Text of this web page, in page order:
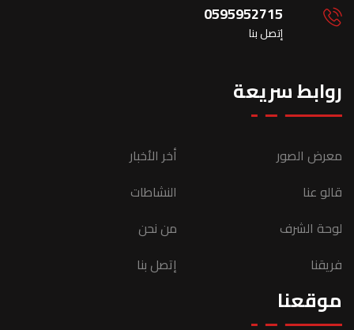
0595952715
إتصل بنا
روابط سريعة
أخر الأخبار
النشاطات
من نحن
إتصل بنا
معرض الصور
قالو عنا
لوحة الشرف
فريقنا
موقعنا